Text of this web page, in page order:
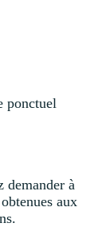
ponctuel
demander à
aux